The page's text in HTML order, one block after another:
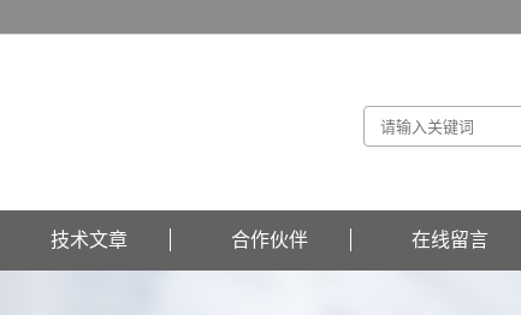
技术文章 合作伙伴 在线留言